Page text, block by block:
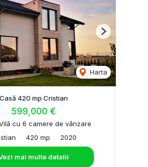
Harta
Next
Casă 420 mp Cristian
599,000 €
cu 6 camere de vânzare
420 mp 2020
mai multe detalii